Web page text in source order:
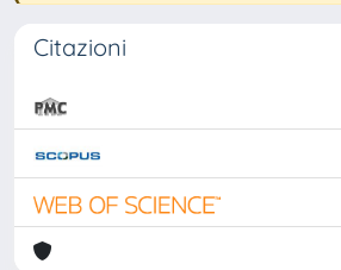
Citazioni